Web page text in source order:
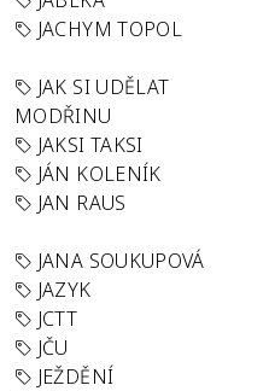
JACHYM TOPOL
JAK SI UDĚLAT
MODŘINU
JAKSI TAKSI
JÁN KOLENÍK
JAN RAUS
JANA SOUKUPOVÁ
JAZYK
JCTT
JČU
JEŽDĚNÍ